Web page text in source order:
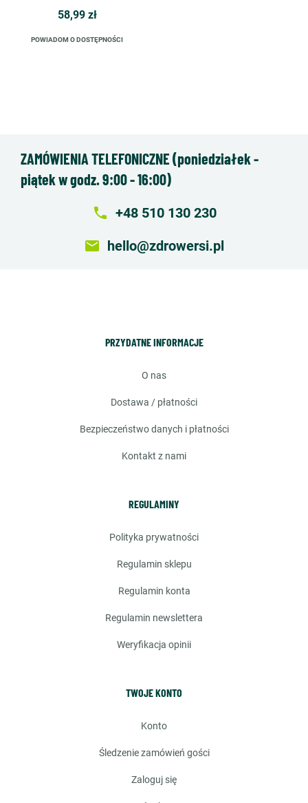
58,99 zł
POWIADOM O DOSTĘPNOŚCI
ZAMÓWIENIA TELEFONICZNE (poniedziałek -
piątek w godz. 9:00 - 16:00)
local_phone +48 510 130 230
email hello@zdrowersi.pl
PRZYDATNE INFORMACJE
o nas
dostawa / płatności
bezpieczeństwo danych i płatności
kontakt z nami
REGULAMINY
polityka prywatności
regulamin sklepu
regulamin konta
regulamin newslettera
weryfikacja opinii
TWOJE KONTO
konto
śledzenie zamówień gości
zaloguj się